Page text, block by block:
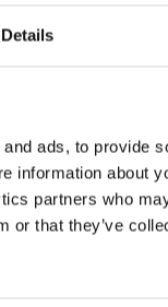
Details
ads, to provide
information about
partners who
or that they’ve
mai si era
Ma io non parlo
a certe parole. Mi
ore, ha parlato
ministro che nei
ultrà, visto
di una certa